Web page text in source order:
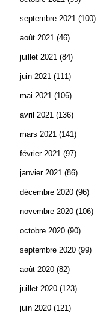
septembre 2021 (100)
août 2021 (46)
juillet 2021 (84)
juin 2021 (111)
mai 2021 (106)
avril 2021 (136)
mars 2021 (141)
février 2021 (97)
janvier 2021 (86)
décembre 2020 (96)
novembre 2020 (106)
octobre 2020 (90)
septembre 2020 (99)
août 2020 (82)
juillet 2020 (123)
juin 2020 (121)